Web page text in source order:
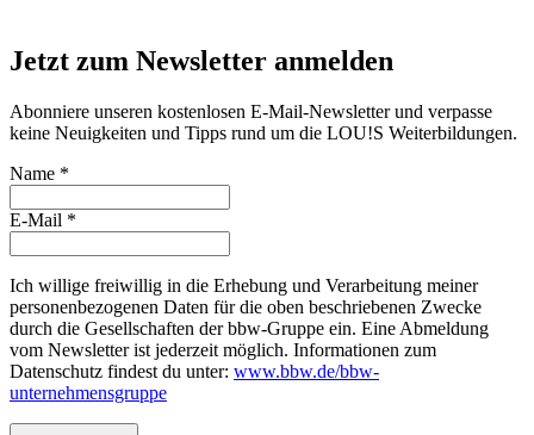
Jetzt zum Newsletter anmelden
Abonniere unseren kostenlosen E-Mail-Newsletter und verpasse
keine Neuigkeiten und Tipps rund um die LOU!S Weiterbildungen.
Name *
E-Mail *
Ich willige freiwillig in die Erhebung und Verarbeitung meiner
personenbezogenen Daten für die oben beschriebenen Zwecke
durch die Gesellschaften der bbw-Gruppe ein. Eine Abmeldung
vom Newsletter ist jederzeit möglich. Informationen zum
Datenschutz findest du unter: www.bbw.de/bbw-
unternehmensgruppe